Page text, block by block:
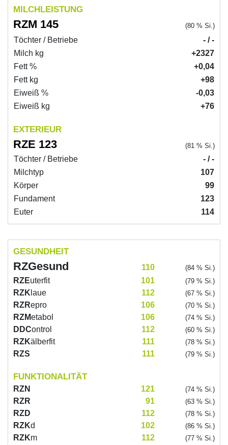
MILCHLEISTUNG
RZM 145 (80 % Si.)
Töchter / Betriebe
- / -
Milch kg
+2327
Fett %
+0,04
Fett kg
+98
Eiweiß %
-0,03
Eiweiß kg
+76
EXTERIEUR
RZE 123 (81 % Si.)
Töchter / Betriebe
- / -
Milchtyp
107
Körper
99
Fundament
123
Euter
114
GESUNDHEIT
RZGesund 110 (84 % Si.)
RZEuterfit 101 (79 % Si.)
RZK laue 112 (67 % Si.)
RZRepro 106 (70 % Si.)
RZMetabol 106 (74 % Si.)
DDControl 112 (60 % Si.)
RZKälberfit 111 (78 % Si.)
RZS 111 (79 % Si.)
FUNKTIONALITÄT
RZN 121 (74 % Si.)
RZR 91 (63 % Si.)
RZD 112 (78 % Si.)
RZKd 102 (86 % Si.)
RZKm 112 (77 % Si.)